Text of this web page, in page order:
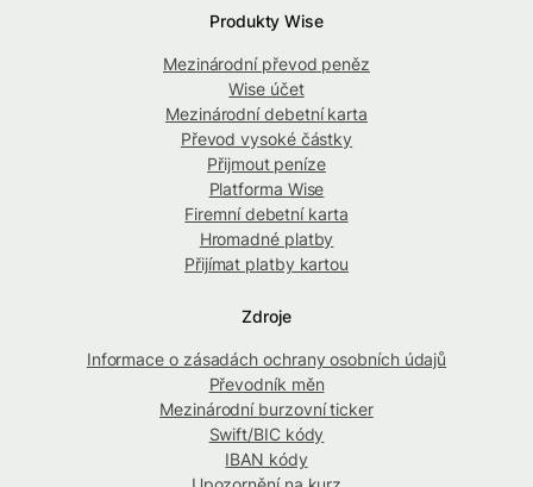
Produkty Wise
Mezinárodní převod peněz
Wise účet
Mezinárodní debetní karta
Převod vysoké částky
Přijmout peníze
Platforma Wise
Firemní debetní karta
Hromadné platby
Přijímat platby kartou
Zdroje
Informace o zásadách ochrany osobních údajů
Převodník měn
Mezinárodní burzovní ticker
Swift/BIC kódy
IBAN kódy